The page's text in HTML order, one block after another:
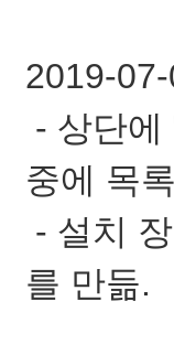
2019-
- 상단에
중에 목
- 설치
를 만듦.